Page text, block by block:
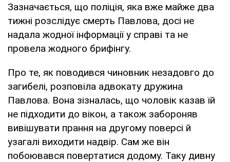
Зазначається, що поліція, яка вже майже два
тижні розслідує смерть Павлова, досі не
надала жодної інформації у справі та не
провела жодного брифінгу.
Про те, як поводився чиновник незадовго до
загибелі, розповіла адвокату дружина
Павлова. Вона зізналась, що чоловік казав їй
не підходити до вікон, а також забороняв
вивішувати прання на другому поверсі й
узагалі виходити надвір. Сам же він
побоювався повертатися додому. Таку дивну